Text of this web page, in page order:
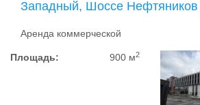
Западный, Шоссе Нефтяников
Аренда коммерческой
Площадь: 900 м2